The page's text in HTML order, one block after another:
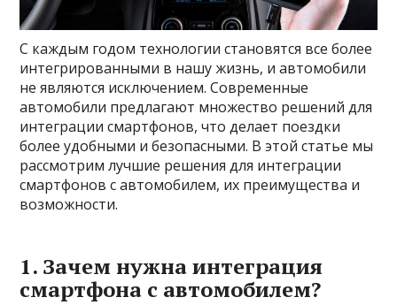
С каждым годом технологии становятся все более
интегрированными в нашу жизнь, и автомобили
не являются исключением. Современные
автомобили предлагают множество решений для
интеграции смартфонов, что делает поездки
более удобными и безопасными. В этой статье мы
рассмотрим лучшие решения для интеграции
смартфонов с автомобилем, их преимущества и
возможности.
1. Зачем нужна интеграция
смартфона с автомобилем?